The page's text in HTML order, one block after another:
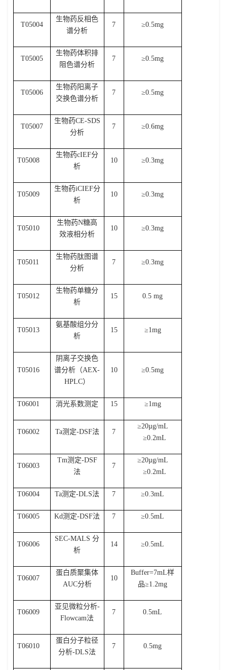
T05004
生物药反相色
谱分析
7 ≥0.5mg
T05005
生物药体积排
阻色谱分析
7 ≥0.5mg
T05006
生物药阳离子
交换色谱分析
7 ≥0.5mg
T05007
生物药CE-SDS
分析
7 ≥0.6mg
T05008
生物药cIEF分
析
10 ≥0.3mg
T05009
生物药iCIEF分
析
10 ≥0.3mg
T05010
生物药N糖高
效液相分析
10 ≥0.3mg
T05011
生物药肽图谱
分析
7 ≥0.3mg
T05012
生物药单糖分
析
15 0.5 mg
T05013
氨基酸组分分
析
15 ≥1mg
T05016
阴离子交换色
谱分析（AEX-
HPLC）
10 ≥0.5mg
T06001 消光系数测定 15 ≥1mg
T06002 Ta测定-DSF法 7
≥20µg/mL
≥0.2mL
T06003
Tm测定-DSF
法
7
≥20µg/mL
≥0.2mL
T06004 Ta测定-DLS法 7 ≥0.3mL
T06005 Kd测定-DSF法 7 ≥0.5mL
T06006
SEC-MALS分
析
14 ≥0.5mL
T06007
蛋白质聚集体
AUC分析
10
Buffer=7mL样
品≥1.2mg
T06009
亚见微粒分析-
Flowcam法
7 0.5mL
T06010
蛋白分子粒径
分析-DLS法
7 0.5mg